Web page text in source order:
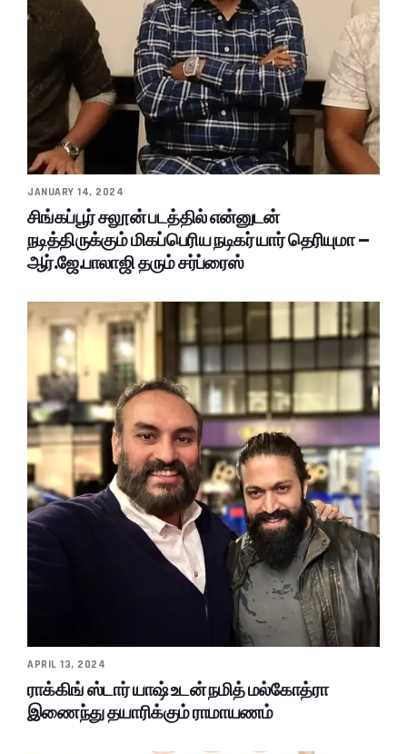
JANUARY 14, 2024
சிங்கப்பூர் சலூன் படத்தில் என்னுடன்
நடித்திருக்கும் மிகப்பெரிய நடிகர் யார் தெரியுமா –
ஆர்.ஜே.பாலாஜி தரும் சர்ப்ரைஸ்
APRIL 13, 2024
ராக்கிங் ஸ்டார் யாஷ் உடன் நமித் மல்கோத்ரா
இணைந்து தயாரிக்கும் ராமாயணம்